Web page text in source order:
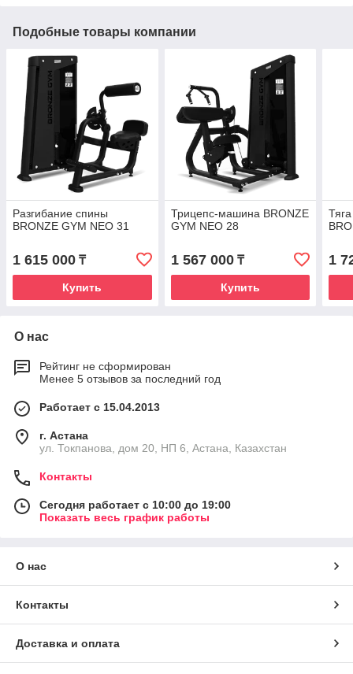
Подобные товары компании
Разгибание спины
BRONZE GYM NEO 31
1 615 000 ₸
Купить
Трицепс-машина BRONZE
GYM NEO 28
1 567 000₸
Купить
1
О нас
Рейтинг не сформирован
Менее 5 отзывов за последний год
Работает с 15.04.2013
г. Астана
ул. Токпанова, дом 20, НП 6, Астана, Казахстан
Контакты
Сегодня работает с 10:00 до 19:00
Показать весь график работы
О нас
Контакты
Доставка и оплата